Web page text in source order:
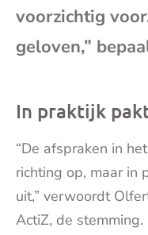
voorzichtig
geloven,”
In praktijk
“De afspraken in
richting op, maar in
uit,” verwoordt
ActiZ, de